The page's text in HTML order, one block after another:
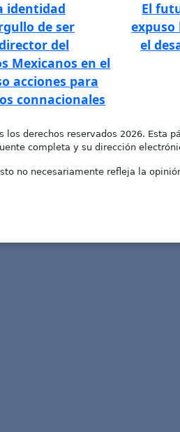
identidad
de ser
del
Mexicanos en el
acciones para
connacionales
El
expuso
el
los derechos reservados 2026. Esta
completa y su dirección
no necesariamente refleja la